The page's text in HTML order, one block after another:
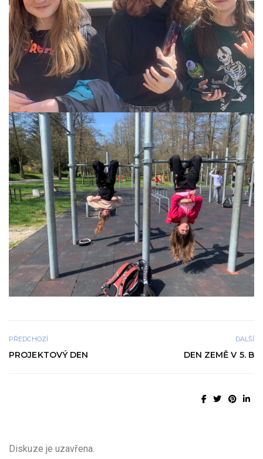
PŘEDCHOZÍ
PROJEKTOVÝ DEN
DALŠÍ
DEN ZEMĚ V 5. B
Diskuze je uzavřena.